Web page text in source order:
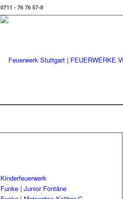
0711 - 76 76 57-8
Kinderfeuerwerk
Funke | Junior Fontäne